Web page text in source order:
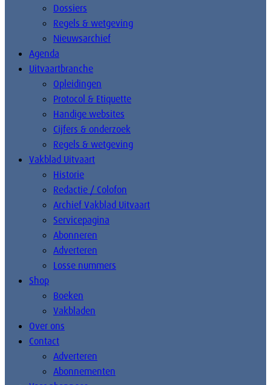
Dossiers
Regels & wetgeving
Nieuwsarchief
Agenda
Uitvaartbranche
Opleidingen
Protocol & Etiquette
Handige websites
Cijfers & onderzoek
Regels & wetgeving
Vakblad Uitvaart
Historie
Redactie / Colofon
Archief Vakblad Uitvaart
Servicepagina
Abonneren
Adverteren
Losse nummers
Shop
Boeken
Vakbladen
Over ons
Contact
Adverteren
Abonnementen